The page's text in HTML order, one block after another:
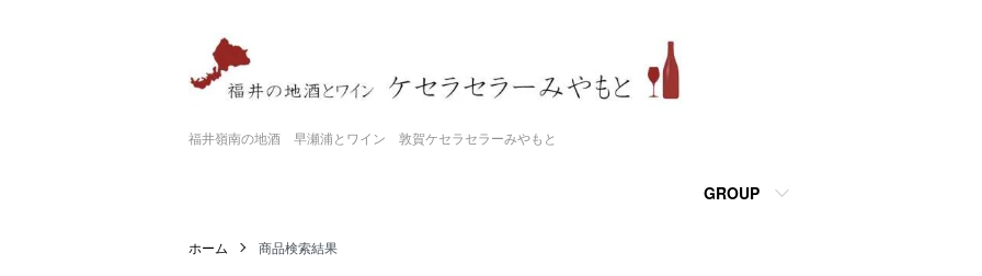
福井嶺南の地酒 早瀬浦とワイン 敦賀ケセラセラーみやもと
GROUP
ホーム 商品検索結果